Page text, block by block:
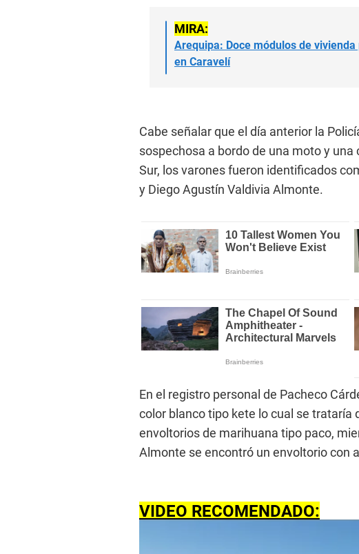
MIRA:
Arequipa: Doce módulos de
en Caravelí
Cabe señalar que el día anterior la
sospechosa a bordo de una moto y
Sur, los varones fueron identificados
y Diego Agustín Valdivia Almonte.
En el registro personal de Pacheco
color blanco tipo kete lo cual se trataría
envoltorios de marihuana tipo paco,
Almonte se encontró un envoltorio con
VIDEO RECOMENDADO: